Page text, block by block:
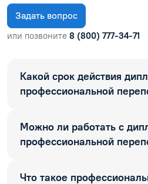
Задать вопрос
или позвоните 8 (800) 777-34-71
Какой срок действия
профессиональной
Можно ли работать с
профессиональной
Что такое